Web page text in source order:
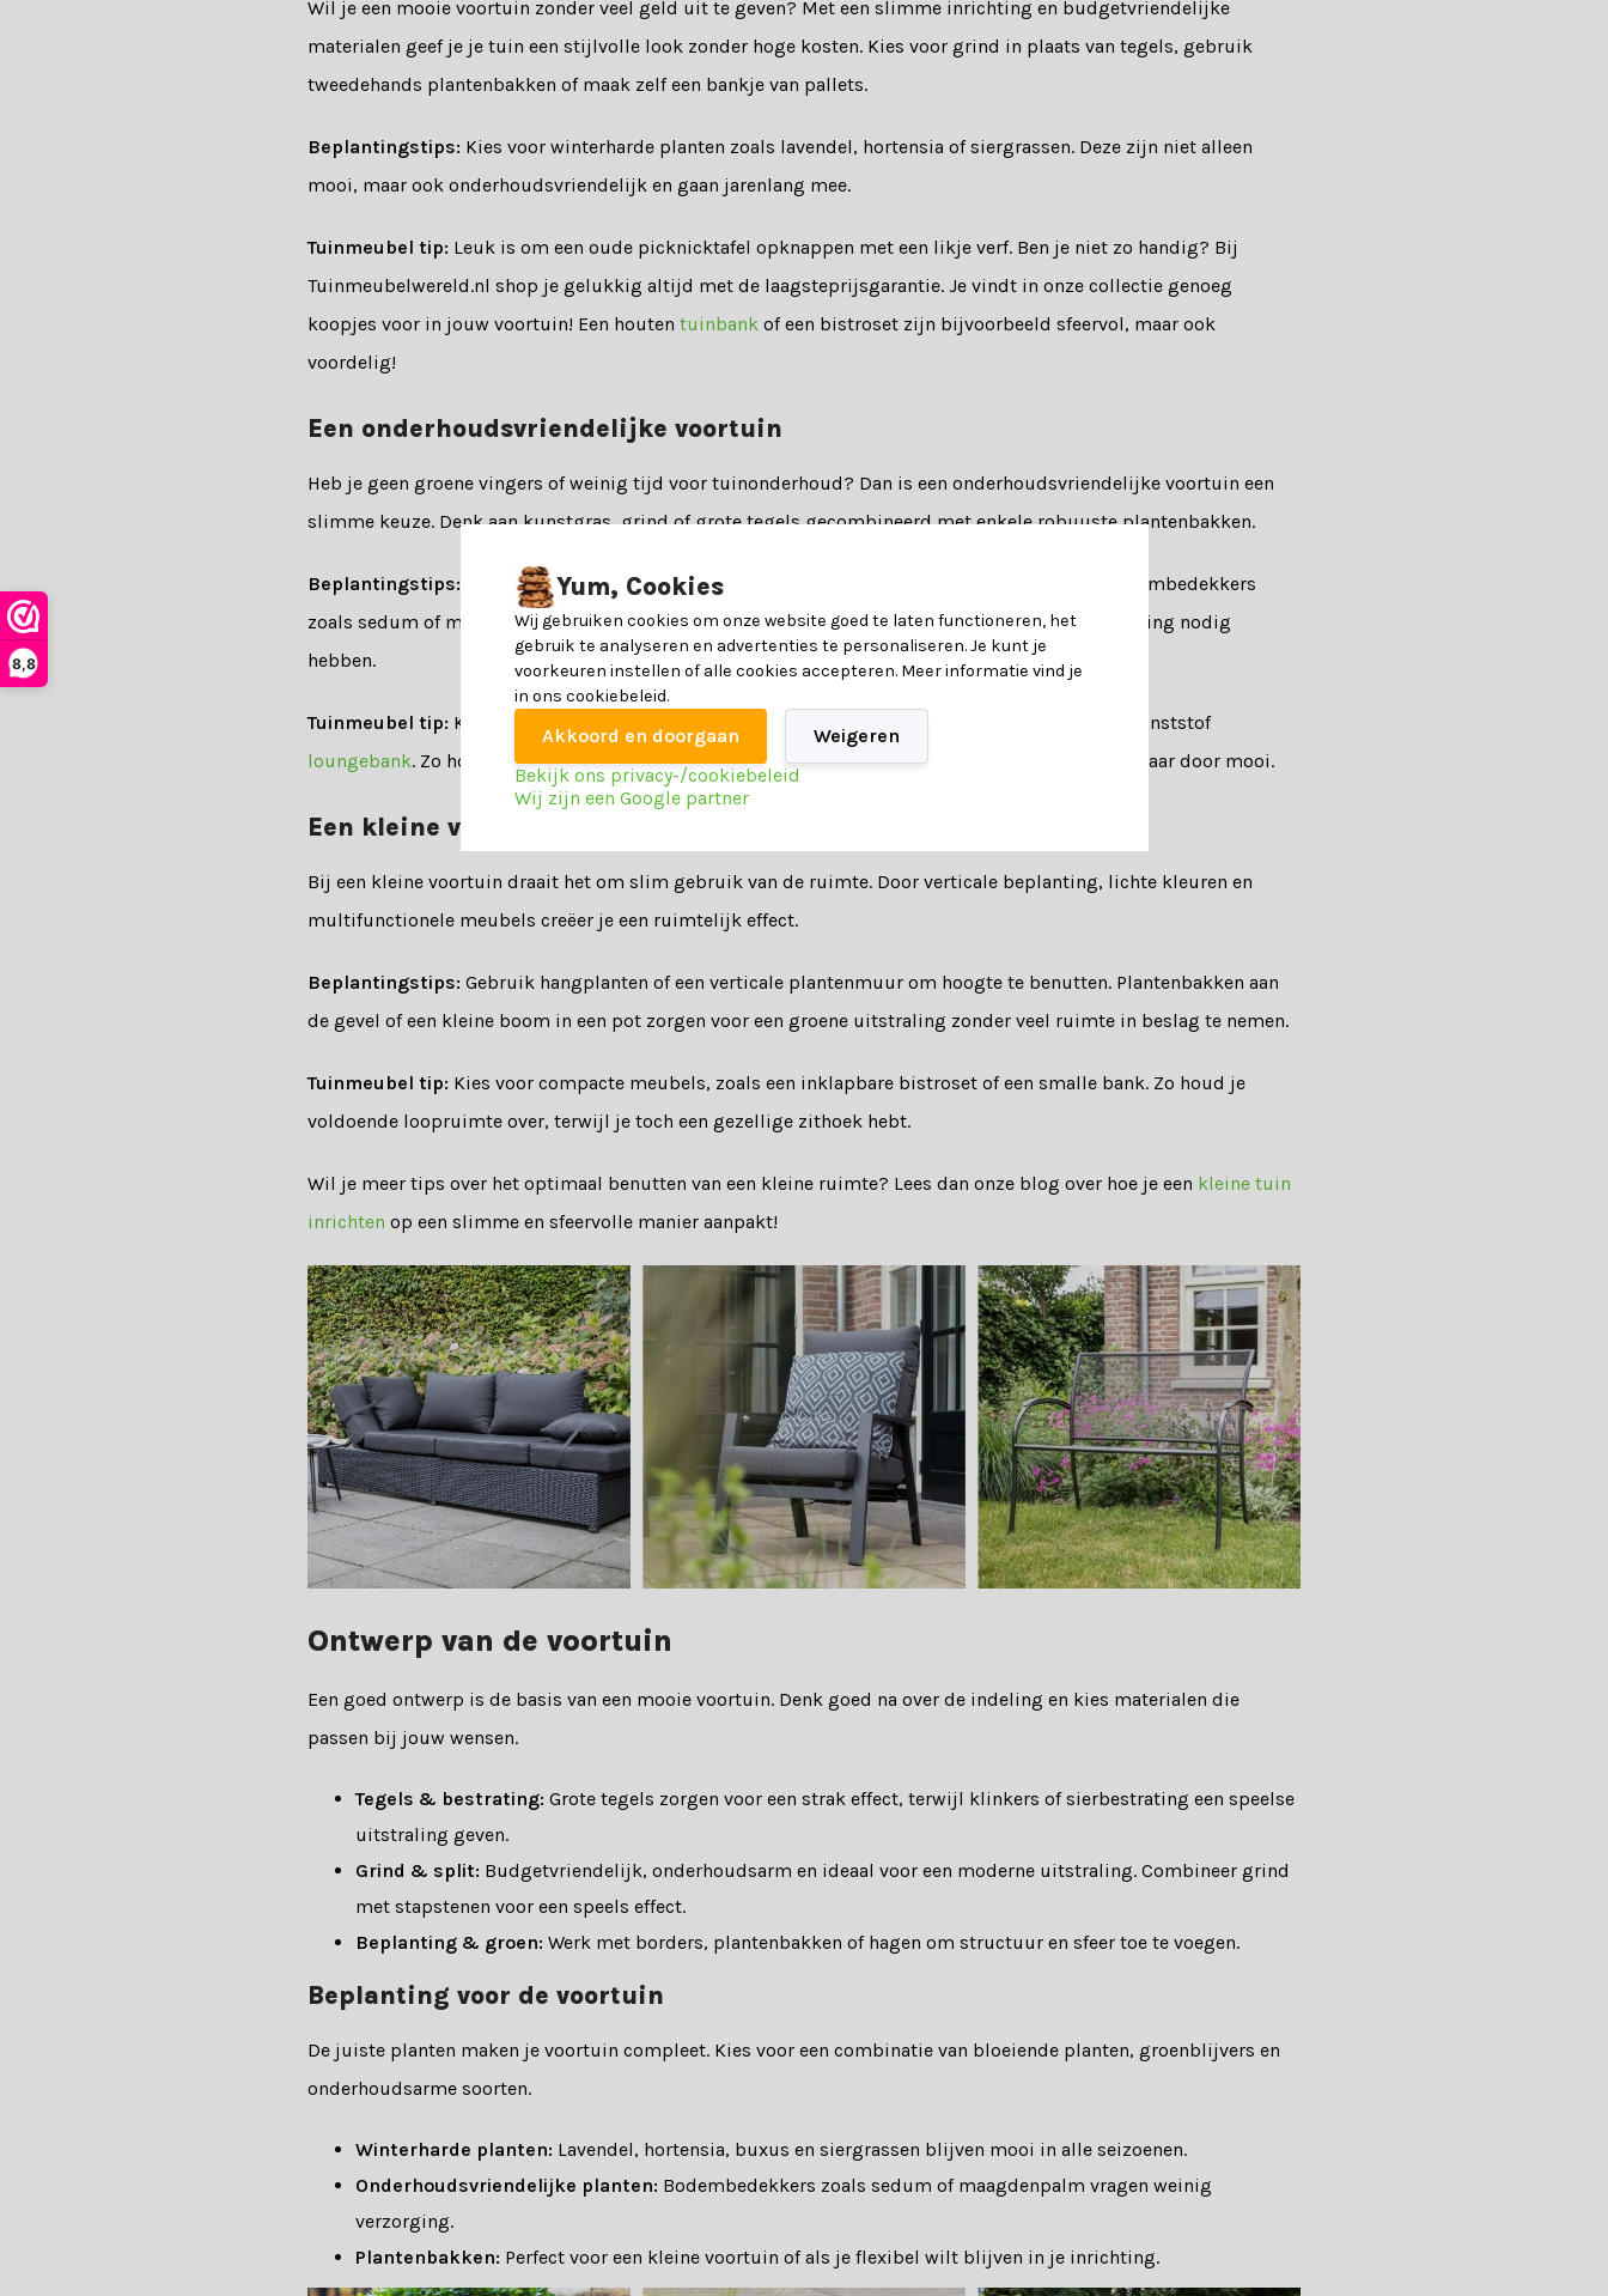
8,8
Wil je een mooie voortuin zonder veel geld uit te geven? Met een slimme inrichting en budgetvriendelijke
materialen geef je je tuin een stijlvolle look zonder hoge kosten. Kies voor grind in plaats van tegels, gebruik
tweedehands plantenbakken of maak zelf een bankje van pallets.
Beplantingstips: Kies voor winterharde planten zoals lavendel, hortensia of siergrassen. Deze zijn niet alleen
mooi, maar ook onderhoudsvriendelijk en gaan jarenlang mee.
Tuinmeubel tip: Leuk is om een oude picknicktafel opknappen met een likje verf. Ben je niet zo handig? Bij
Tuinmeubelwereld.nl shop je gelukkig altijd met de laagsteprijsgarantie. Je vindt in onze collectie genoeg
koopjes voor in jouw voortuin! Een houtentuinbank of een bistroset zijn bijvoorbeeld sfeervol, maar ook
voordelig!
Een onderhoudsvriendelijke voortuin
Heb je geen groene vingers of weinig tijd voor tuinonderhoud? Dan is een onderhoudsvriendelijke voortuin een
slimme keuze. Denk aan kunstgras, grind of grote tegels gecombineerd met enkele robuuste plantenbakken.
Beplantingstips: Ga voor groenblijvende planten zoals buxus, lavendel of siergrassen. Ook bodembedekkers
zoals sedum of maagdenpalm zijn ideaal, omdat ze onkruid tegenhouden en nauwelijks verzorging nodig
hebben.
Tuinmeubel tip: Kies voor weerbestendige meubelen zoals een aluminium
of een kunststof
loungebank. Zo hoef je je geen zorgen te maken over onderhoud en blijven je meubelen het hele jaar door mooi.
Een kleine voortuin inrichten
Bij een kleine voortuin draait het om slim gebruik van de ruimte. Door verticale beplanting, lichte kleuren en
multifunctionele meubels creëer je een ruimtelijk effect.
Beplantingstips: Gebruik hangplanten of een verticale plantenmuur om hoogte te benutten. Plantenbakken aan
de gevel of een kleine boom in een pot zorgen voor een groene uitstraling zonder veel ruimte in beslag te nemen.
Tuinmeubel tip: Kies voor compacte meubels, zoals een inklapbare bistroset of een smalle bank. Zo houd je
voldoende loopruimte over, terwijl je toch een gezellige zithoek hebt.
Wil je meer tips over het optimaal benutten van een kleine ruimte? Lees dan onze blog over hoe je een kleine tuin
inrichten op een slimme en sfeervolle manier aanpakt!
Ontwerp van de voortuin
Een goed ontwerp is de basis van een mooie voortuin. Denk goed na over de indeling en kies materialen die
passen bij jouw wensen.
Tegels & bestrating: Grote tegels zorgen voor een strak effect, terwijl klinkers of sierbestrating een speelse
uitstraling geven.
Grind & split: Budgetvriendelijk, onderhoudsarm en ideaal voor een moderne uitstraling. Combineer grind
met stapstenen voor een speels effect.
Beplanting & groen: Werk met borders, plantenbakken of hagen om structuur en sfeer toe te voegen.
Beplanting voor de voortuin
De juiste planten maken je voortuin compleet. Kies voor een combinatie van bloeiende planten, groenblijvers en
onderhoudsarme soorten.
Winterharde planten: Lavendel, hortensia, buxus en siergrassen blijven mooi in alle seizoenen.
Onderhoudsvriendelijke planten: Bodembedekkers zoals sedum of maagdenpalm vragen weinig
verzorging.
Plantenbakken: Perfect voor een kleine voortuin of als je flexibel wilt blijven in je inrichting.
Yum, Cookies
Wij gebruiken cookies om onze website goed te laten functioneren, het
gebruik te analyseren en advertenties te personaliseren. Je kunt je
voorkeuren instellen of alle cookies accepteren. Meer informatie vind je
in ons cookiebeleid.
Akkoord en doorgaan
Weigeren
Bekijk ons privacy-/cookiebeleid
Wij zijn een Google partner